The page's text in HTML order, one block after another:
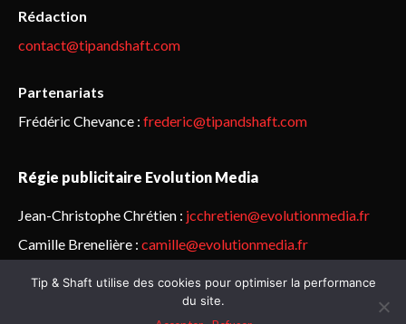
Rédaction
contact@tipandshaft.com
Partenariats
Frédéric Chevance : frederic@tipandshaft.com
Régie publicitaire Evolution Media
Jean-Christophe Chrétien : jcchretien@evolutionmedia.fr
Camille Brenelière : camille@evolutionmedia.fr
© Sailorz 2015-2025. Tous droits réservés.Mentions légales &
politique de confidentialité
Tip & Shaft utilise des cookies pour optimiser la performance
du site.